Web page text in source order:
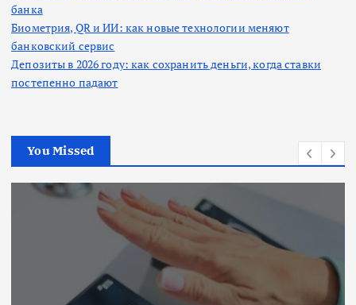
банка
Биометрия, QR и ИИ: как новые технологии меняют
банковский сервис
Депозиты в 2026 году: как сохранить деньги, когда ставки
постепенно падают
You Missed